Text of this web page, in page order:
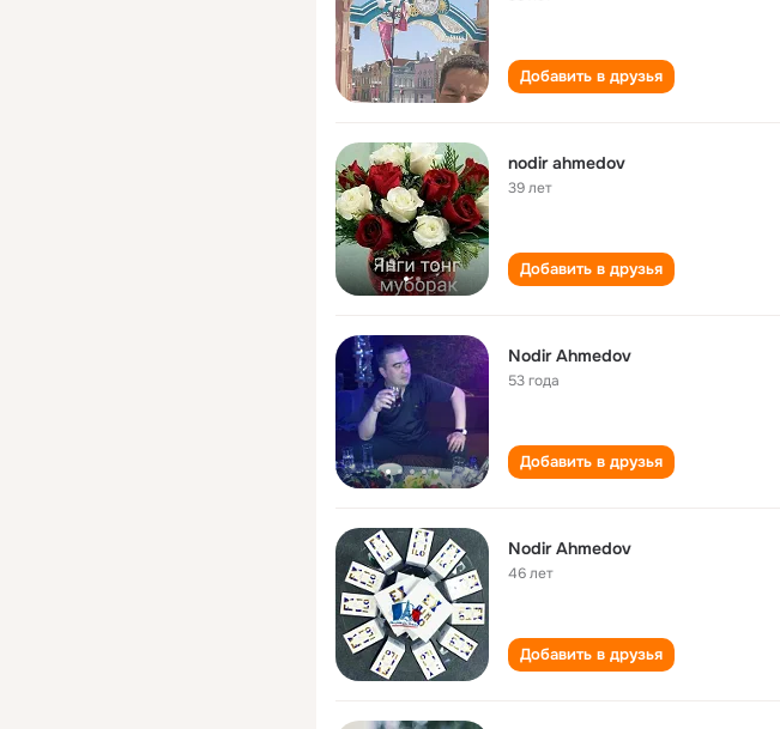
Добавить в друзья
nodir ahmedov
39 лет
Добавить в друзья
Nodir Ahmedov
53 года
Добавить в друзья
Nodir Ahmedov
46 лет
Добавить в друзья